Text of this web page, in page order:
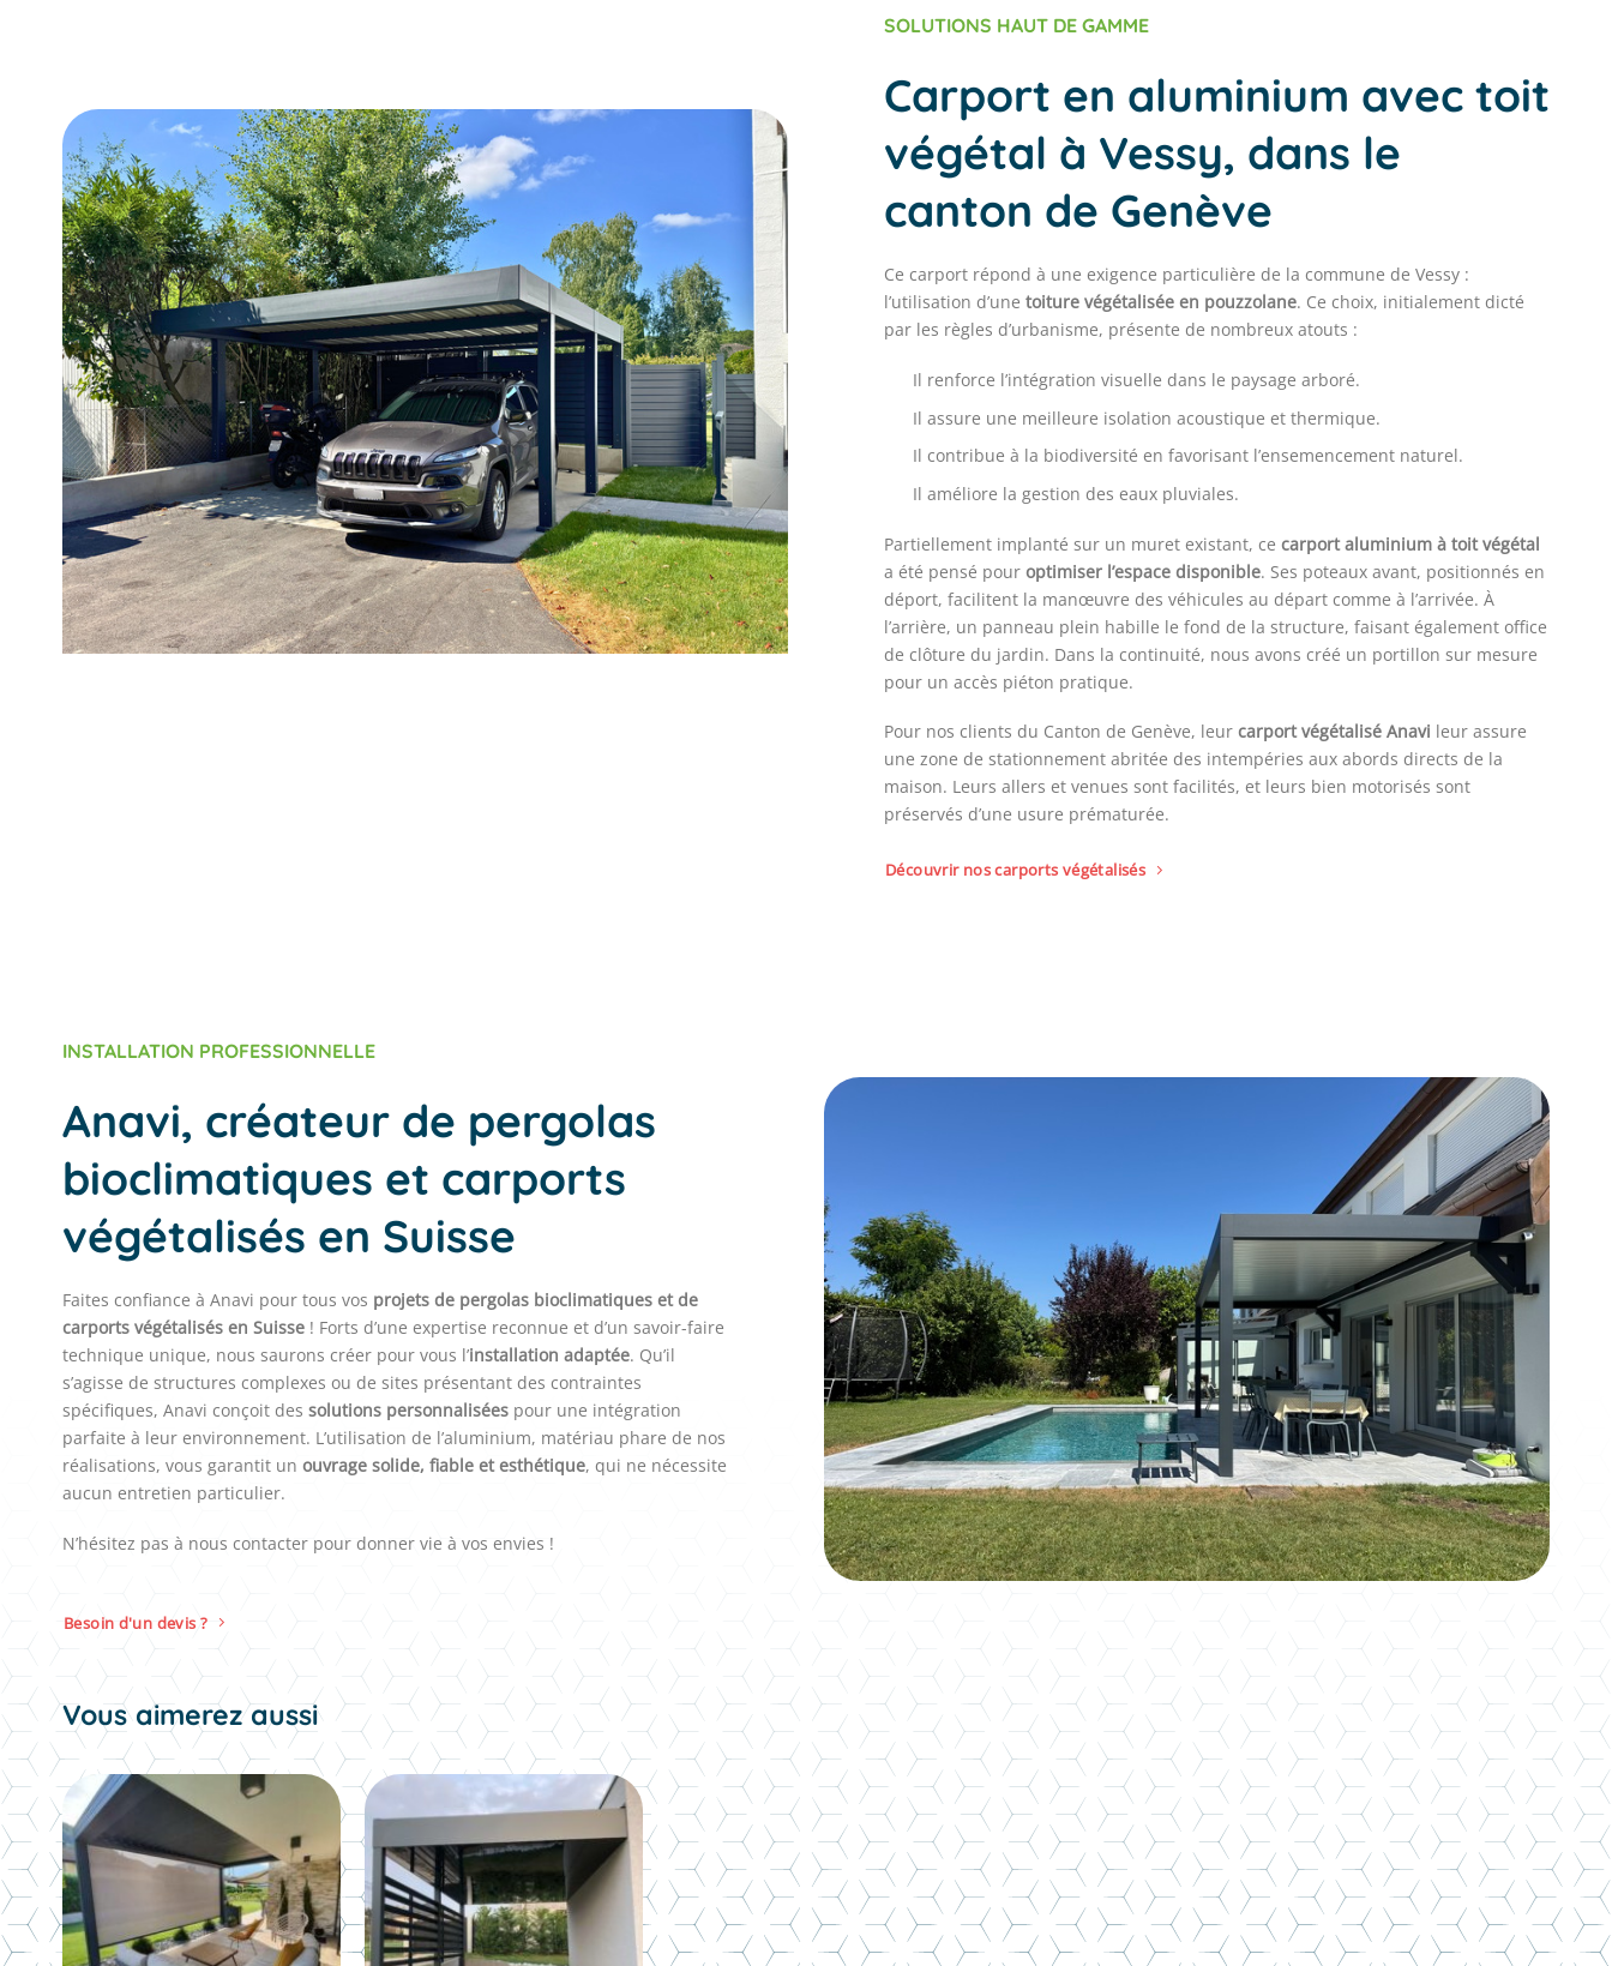
SOLUTIONS HAUT DE GAMME
Carport en aluminium avec toit
végétal à Vessy, dans le
canton de Genève
Ce carport répond à une exigence particulière de la commune de Vessy :
l’utilisation d’une toiture végétalisée en pouzzolane. Ce choix, initialement dicté
par les règles d’urbanisme, présente de nombreux atouts :
Il renforce l’intégration visuelle dans le paysage arboré.
Il assure une meilleure isolation acoustique et thermique.
Il contribue à la biodiversité en favorisant l’ensemencement naturel.
Il améliore la gestion des eaux pluviales.
Partiellement implanté sur un muret existant, ce carport aluminium à toit végétal
a été pensé pour optimiser l’espace disponible. Ses poteaux avant, positionnés en
déport, facilitent la manœuvre des véhicules au départ comme à l’arrivée. À
l’arrière, un panneau plein habille le fond de la structure, faisant également office
de clôture du jardin. Dans la continuité, nous avons créé un portillon sur mesure
pour un accès piéton pratique.
Pour nos clients du Canton de Genève, leur carport végétalisé Anavi leur assure
une zone de stationnement abritée des intempéries aux abords directs de la
maison. Leurs allers et venues sont facilités, et leurs bien motorisés sont
préservés d’une usure prématurée.
Découvrir nos carports végétalisés
INSTALLATION PROFESSIONNELLE
Anavi, créateur de pergolas
bioclimatiques et carports
végétalisés en Suisse
Faites confiance à Anavi pour tous vos projets de pergolas bioclimatiques et de
carports végétalisés en Suisse ! Forts d’une expertise reconnue et d’un savoir-faire
technique unique, nous saurons créer pour vous l’installation adaptée. Qu’il
s’agisse de structures complexes ou de sites présentant des contraintes
spécifiques, Anavi conçoit des solutions personnalisées pour une intégration
parfaite à leur environnement. L’utilisation de l’aluminium, matériau phare de nos
réalisations, vous garantit un ouvrage solide, fiable et esthétique, qui ne nécessite
aucun entretien particulier.
N’hésitez pas à nous contacter pour donner vie à vos envies !
Besoin d'un devis ?
Vous aimerez aussi